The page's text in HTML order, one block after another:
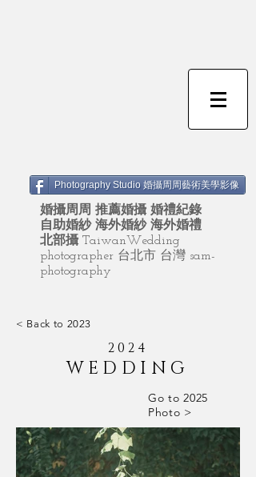
Photography Studio 婚攝周周藝術美學影像
婚攝周周 推薦婚攝 婚禮紀錄
自助婚紗 海外婚紗 海外婚禮
北部攝 TaiwanWedding
photographer 台北市 台灣 sam-
photography
< Back to 2023
2024
WEDDING
Go to 2025
Photo >